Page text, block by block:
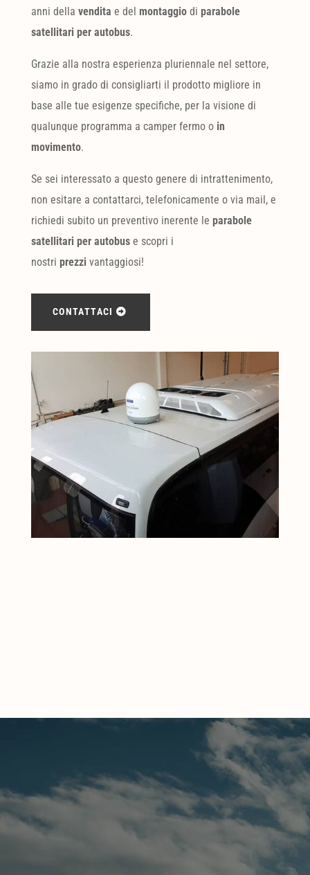
anni della vendita e del montaggio di parabole
satellitari per autobus.
Grazie alla nostra esperienza pluriennale nel settore,
siamo in grado di consigliarti il prodotto migliore in
base alle tue esigenze specifiche, per la visione di
qualunque programma a camper fermo o in
movimento.
Se sei interessato a questo genere di intrattenimento,
non esitare a contattarci, telefonicamente o via mail, e
richiedi subito un preventivo inerente le parabole
satellitari per autobus e scopri i
nostri prezzi vantaggiosi!
CONTATTACI